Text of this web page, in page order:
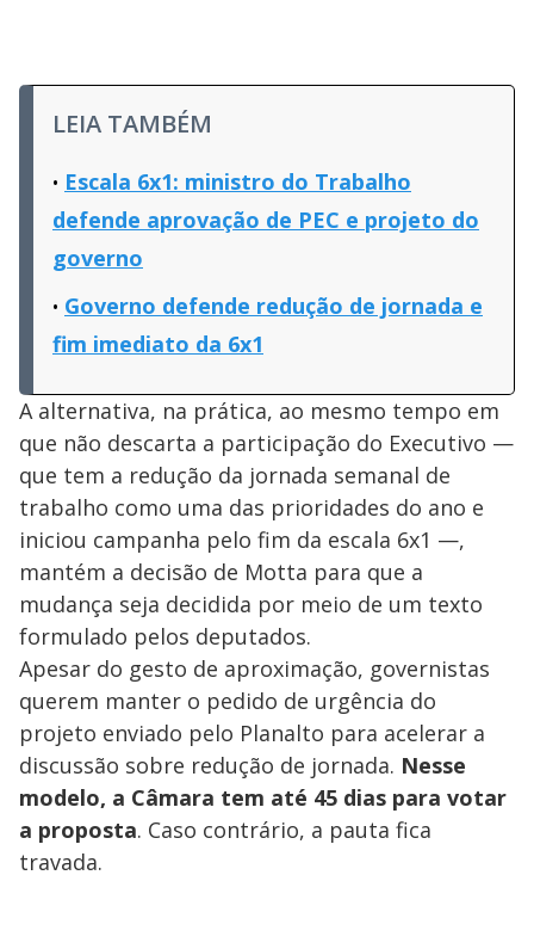
LEIA TAMBÉM
Escala 6x1: ministro do Trabalho
defende aprovação de PEC e projeto do
governo
Governo defende redução de jornada e
fim imediato da 6x1
A alternativa, na prática, ao mesmo tempo em
que não descarta a participação do Executivo —
que tem a redução da jornada semanal de
trabalho como uma das prioridades do ano e
iniciou campanha pelo fim da escala 6x1 —,
mantém a decisão de Motta para que a
mudança seja decidida por meio de um texto
formulado pelos deputados.
Apesar do gesto de aproximação, governistas
querem manter o pedido de urgência do
projeto enviado pelo Planalto para acelerar a
discussão sobre redução de jornada. Nesse
modelo, a Câmara tem até 45 dias para votar
a proposta. Caso contrário, a pauta fica
travada.